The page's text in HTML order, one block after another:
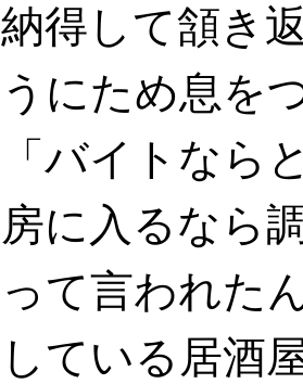
納得して頷き
うにため息を
「バイトなら
房に入るなら
って言われた
している居酒